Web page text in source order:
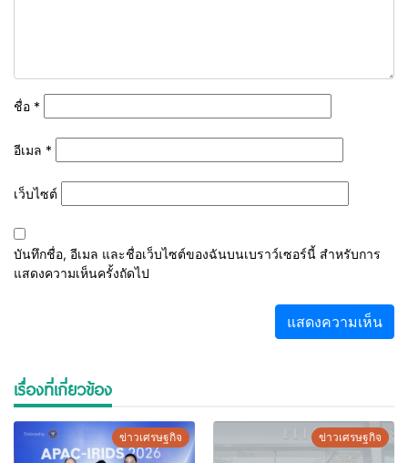
ชื่อ *
อีเมล *
เว็บไซต์
บันทึกชื่อ, อีเมล และชื่อเว็บไซต์ของฉันบนเบราว์เซอร์นี้ สำหรับการ
แสดงความเห็นครั้งถัดไป
เรื่องที่เกี่ยวข้อง
ข่าวเศรษฐกิจ ข่าวเศรษฐกิจ